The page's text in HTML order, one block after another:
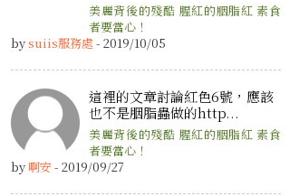
美麗背後的殘酷 腥紅的胭脂紅 素食
者要當心！
by suiis服務處 - 2019/10/05
這裡的文章討論紅色6號，應該
也不是胭脂蟲做的http...
美麗背後的殘酷 腥紅的胭脂紅 素食
者要當心！
by 啊安 - 2019/09/27